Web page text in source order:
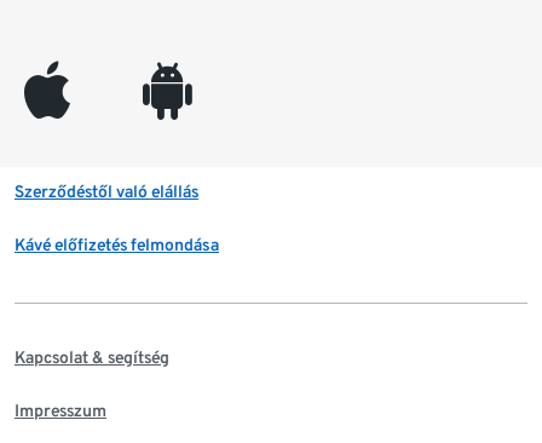
appleinc android
Szerződéstől való elállás
Kávé előfizetés felmondása
Kapcsolat & segítség
Impresszum